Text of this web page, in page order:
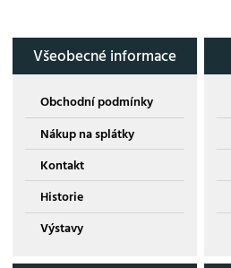
Všeobecné informace
Obchodní podmínky
Nákup na splátky
Kontakt
Historie
Výstavy